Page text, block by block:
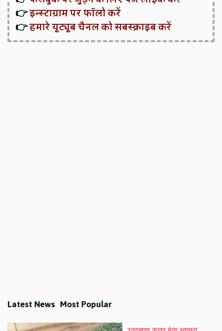
👉इन्स्टाग्राम पर फॉलो करें
👉हमारे यूट्यूब चैनल को सबस्क्राइब करें
Latest News Most Popular